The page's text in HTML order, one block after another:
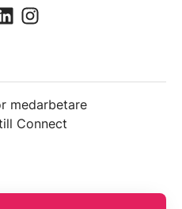
medarbetare
Connect